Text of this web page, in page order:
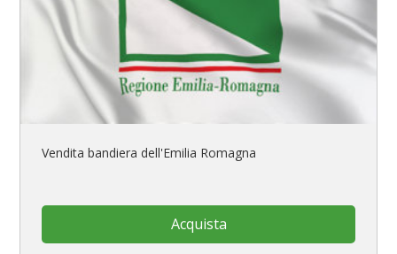
Vendita bandiera dell'Emilia Romagna
Acquista